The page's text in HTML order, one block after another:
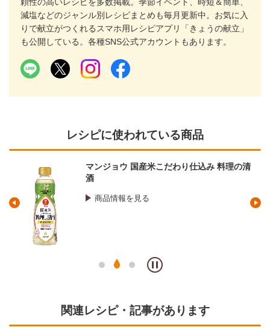
頼性の高いレシピを多数掲載。季節イベント、時短＆簡単、
減塩などのジャンル別レシピまとめも毎月更新中。お気に入
りで献立がつくれるスマホ用レシピアプリ「きょうの献立」
も公開している。各種SNS公式アカウントもあります。
レシピに使われている商品
マンジョウ 国産米こだわり仕込み 料理の清
酒
商品情報を見る
関連レシピ・記事があります